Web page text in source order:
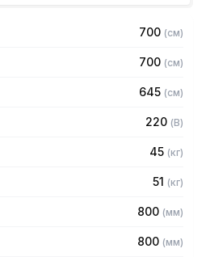
на предприятиях
стали
поддержки температуры
температуры
700 (см)
700 (см)
645 (см)
220 (В)
45 (кг)
51 (кг)
800 (мм)
800 (мм)